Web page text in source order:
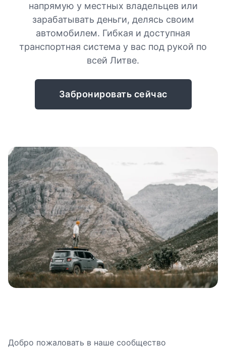
напрямую у местных владельцев или
зарабатывать деньги, делясь своим
автомобилем. Гибкая и доступная
транспортная система у вас под рукой по
всей Литве.
Забронировать сейчас
Добро пожаловать в наше сообщество